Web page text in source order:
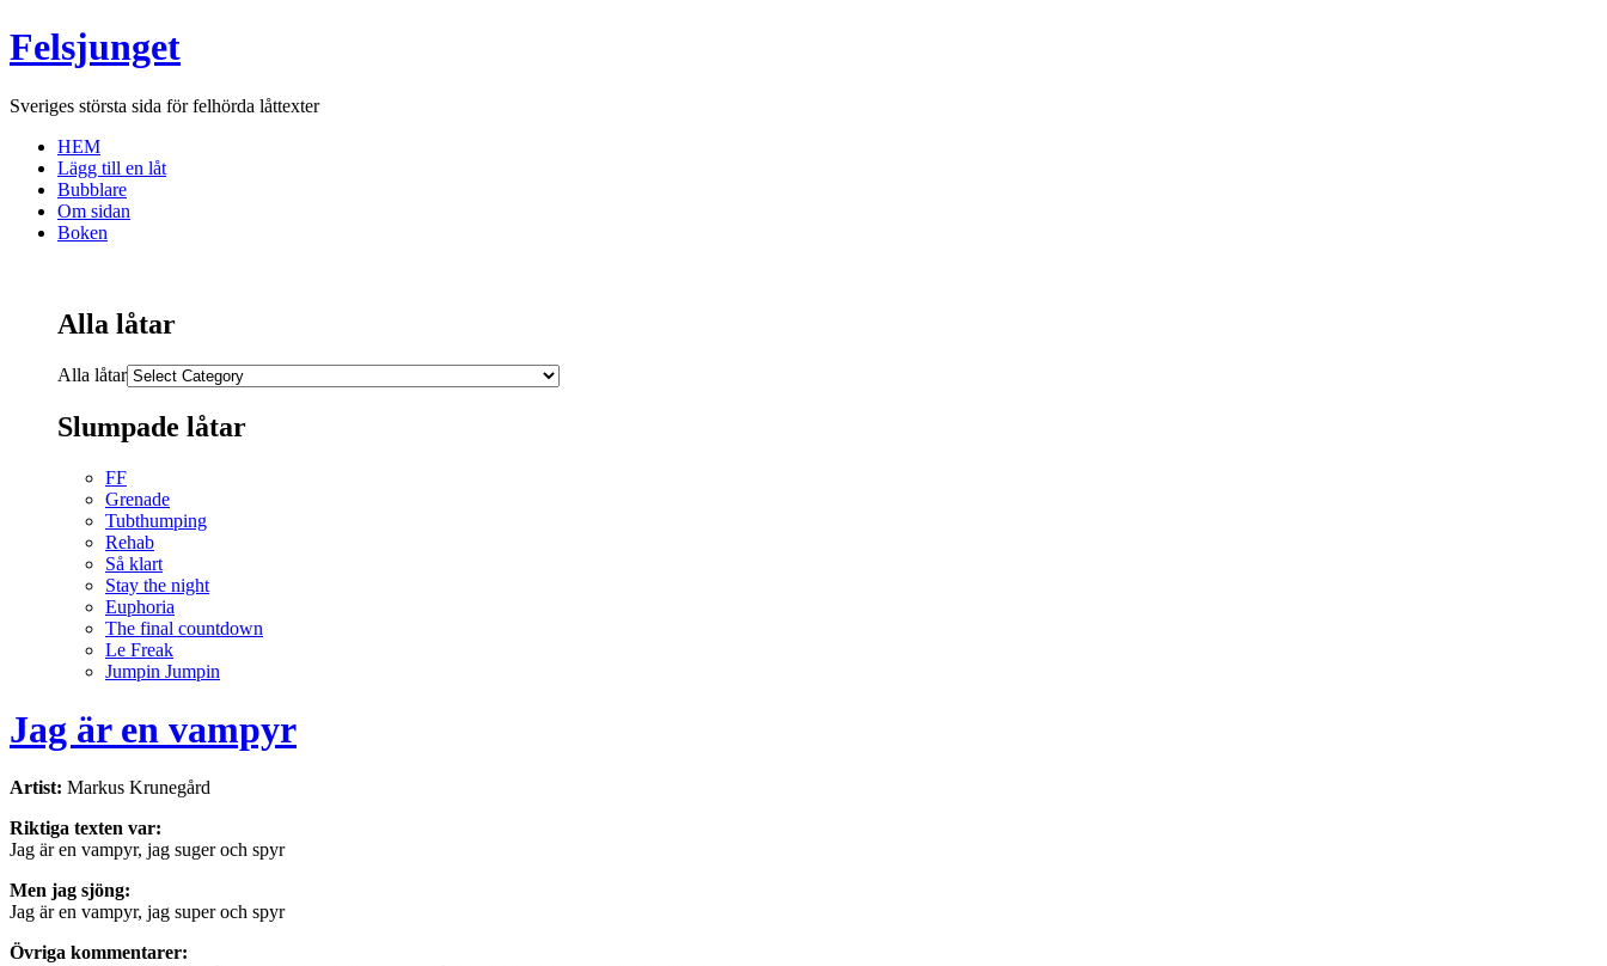
Felsjunget
Sveriges största sida för felhörda låttexter
HEM
Lägg till en låt
Bubblare
Om sidan
Boken
Alla låtar
Alla låtar
Slumpade låtar
FF
Grenade
Tubthumping
Rehab
Så klart
Stay the night
Euphoria
The final countdown
Le Freak
Jumpin Jumpin
Jag är en vampyr
Artist: Markus Krunegård
Riktiga texten var:
Jag är en vampyr, jag suger och spyr
Men jag sjöng:
Jag är en vampyr, jag super och spyr
Övriga kommentarer: